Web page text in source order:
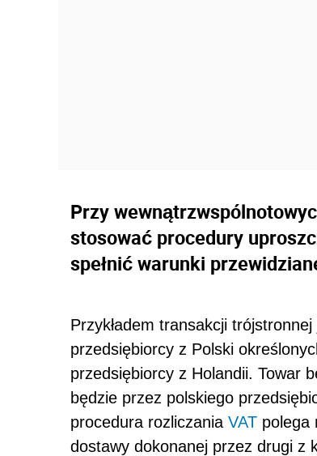
Przy
stosować procedury
spełnić warunki
Przykładem transakcji
przedsiębiorcy z Polski
przedsiębiorcy z Holandii. Towar
będzie przez polskiego
procedura rozliczania VAT polega
dostawy dokonanej przez drugi z